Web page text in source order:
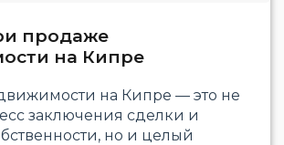
продаже
на Кипре
на Кипре — это не
заключения сделки и
но и целый